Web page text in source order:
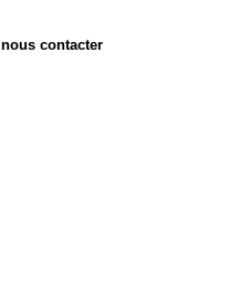
nous contacter